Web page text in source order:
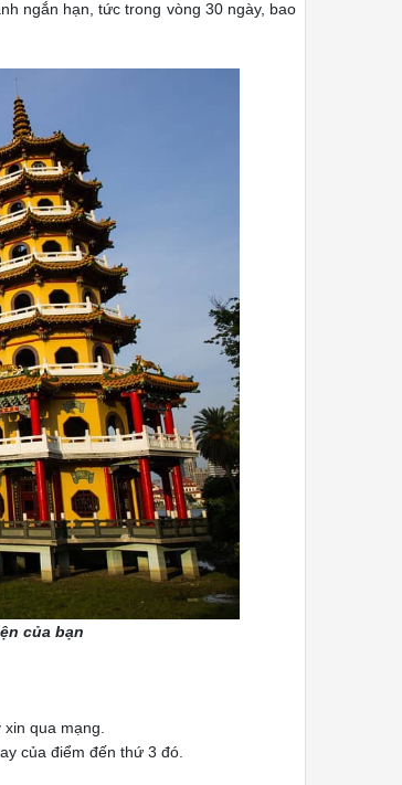
ngắn hạn, tức trong vòng 30 ngày, bao
của bạn
qua mạng.
của điểm đến thứ 3 đó.